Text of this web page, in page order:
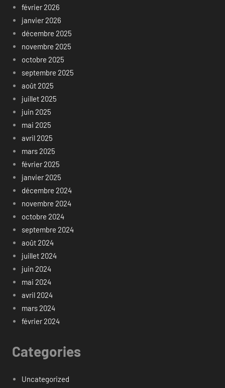
février 2026
janvier 2026
décembre 2025
novembre 2025
octobre 2025
septembre 2025
août 2025
juillet 2025
juin 2025
mai 2025
avril 2025
mars 2025
février 2025
janvier 2025
décembre 2024
novembre 2024
octobre 2024
septembre 2024
août 2024
juillet 2024
juin 2024
mai 2024
avril 2024
mars 2024
février 2024
Categories
Uncategorized